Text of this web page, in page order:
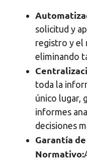
solicitud y
registro y el
eliminando
toda la
único lugar,
informes
decisiones
Garantía
Normativo: